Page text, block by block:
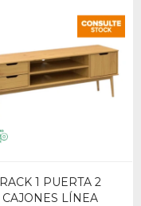
RACK 1 PUERTA 2
CAJONES LÍNEA